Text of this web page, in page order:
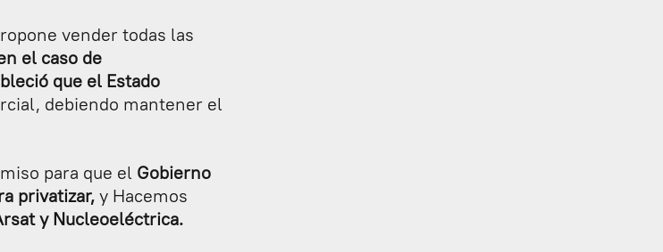
vender todas las
el caso de
que el Estado
debiendo mantener el
para que el Gobierno
privatizar,y Hacemos
y Nucleoeléctrica.